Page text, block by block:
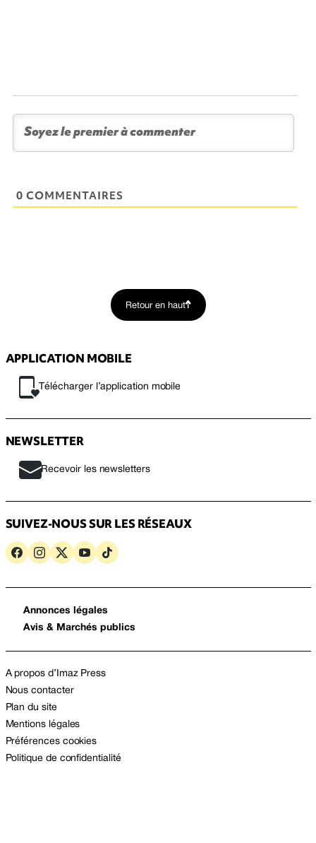
0 COMMENTAIRES
Retour en haut
APPLICATION MOBILE
Télécharger l’application mobile
NEWSLETTER
Recevoir les newsletters
SUIVEZ-NOUS SUR LES RÉSEAUX
Annonces légales
Avis & Marchés publics
A propos d’Imaz Press
Nous contacter
Plan du site
Mentions légales
Préférences cookies
Politique de confidentialité